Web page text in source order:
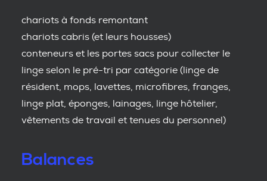
chariots à fonds remontant
chariots cabris (et leurs housses)
conteneurs et les portes sacs pour collecter le
linge selon le pré-tri par catégorie (linge de
résident, mops, lavettes, microfibres, franges,
linge plat, éponges, lainages, linge hôtelier,
vêtements de travail et tenues du personnel)
Balances